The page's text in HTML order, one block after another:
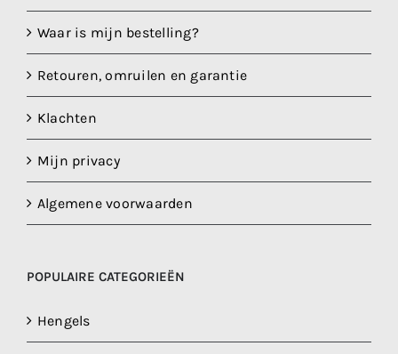
Waar is mijn bestelling?
Retouren, omruilen en garantie
Klachten
Mijn privacy
Algemene voorwaarden
POPULAIRE CATEGORIEËN
Hengels